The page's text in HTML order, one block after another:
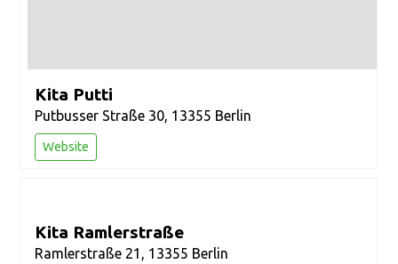
Kita Putti
Putbusser Straße 30, 13355 Berlin
Website
Kita Ramlerstraße
Ramlerstraße 21, 13355 Berlin